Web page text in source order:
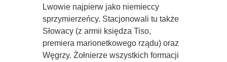
Lwowie najpierw jako niemieccy
sprzymierzeńcy. Stacjonowali tu także
Słowacy (z armii księdza Tiso,
premiera marionetkowego rządu) oraz
Węgrzy. Żołnierze wszystkich formacji